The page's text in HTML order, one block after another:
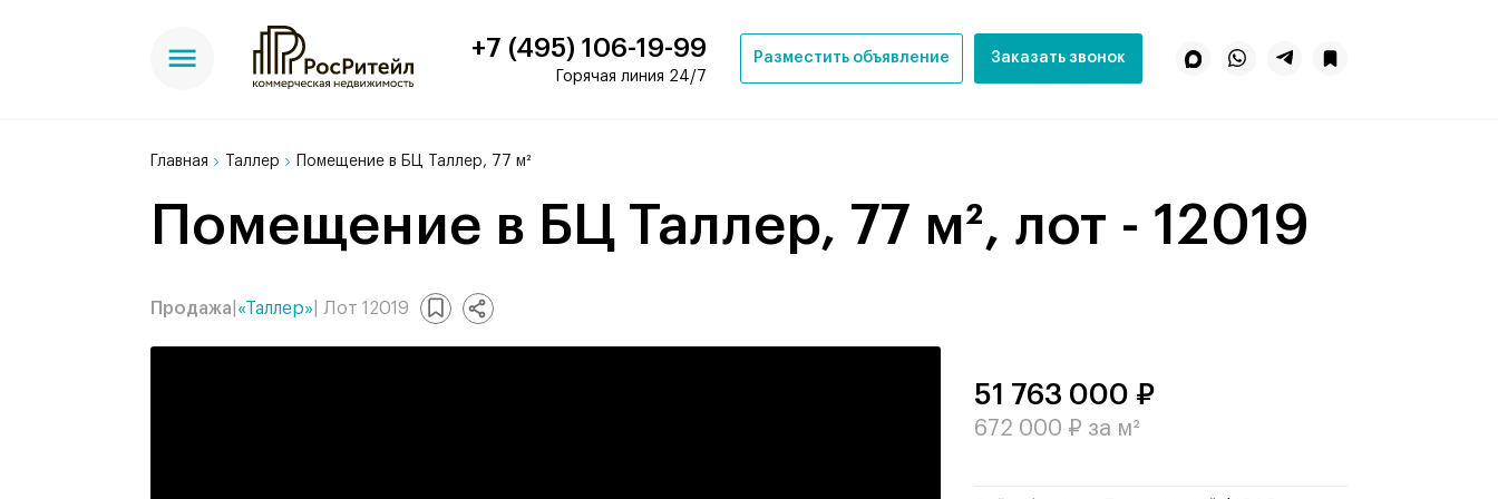
+7 (495) 106-19-99
Горячая линия 24/7
Разместить объявление Заказать звонок
Главная Таллер Помещение в БЦ Таллер, 77 м²
Помещение в БЦ Таллер, 77 м², лот - 12019
Продажа «Таллер» | Лот 12019
51 763 000 ₽
672 000 ₽ за м²